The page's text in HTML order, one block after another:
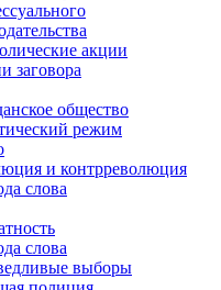
акции
заговора
общество
режим
и контрреволюция
слова
слова
выборы